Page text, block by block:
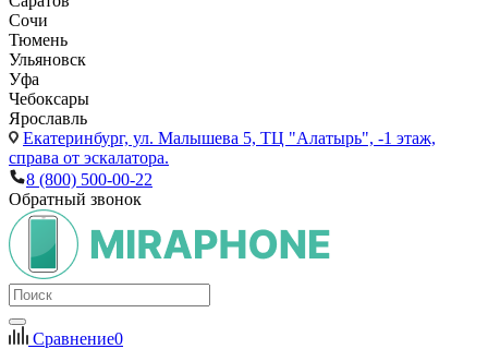
Сочи
Тюмень
Ульяновск
Уфа
Чебоксары
Ярославль
Екатеринбург, ул. Малышева 5, ТЦ "Алатырь", -1 этаж,
справа от эскалатора.
8 (800) 500-00-22
Обратный звонок
Сравнение0